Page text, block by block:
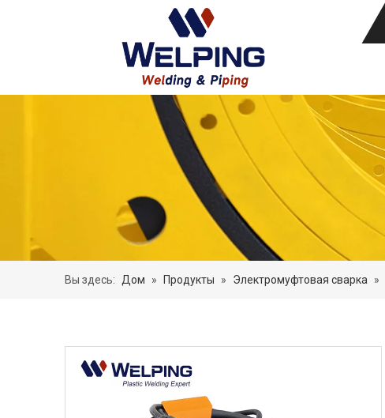
Вы здесь: Дом » Продукты » Электромуфтовая сварка »